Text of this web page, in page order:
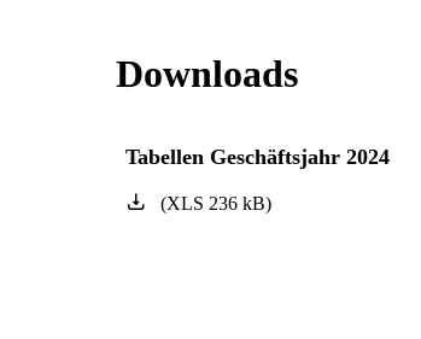
Downloads
Tabellen Geschäftsjahr 2024
(XLS 236 kB)